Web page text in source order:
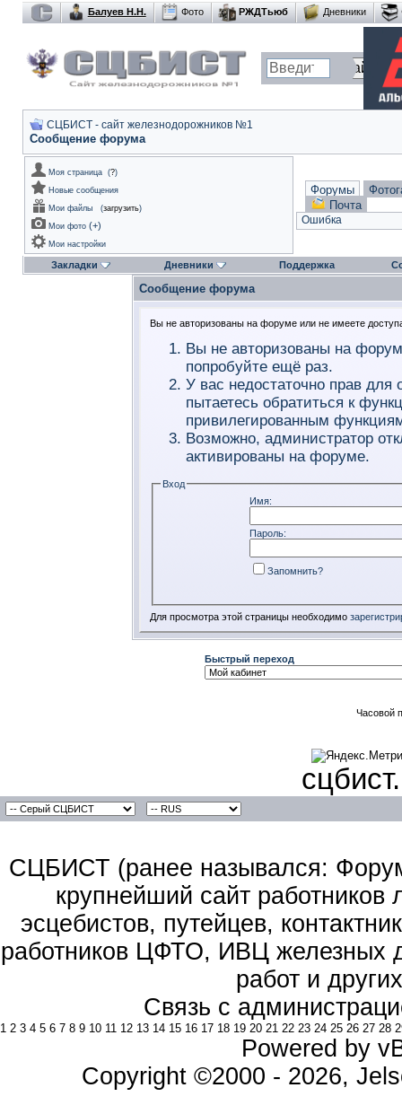
Балуев Н.Н. Фото РЖДТьюб Дневники
СЦБИСТ - сайт железнодорожников №1
Сообщение форума
Моя страница (?)
Новые сообщения
Мои файлы
(загрузить)
Мои фото (+)
Мои настройки
Форумы
Почта
Ошибка
Закладки Дневники Поддержка
Сообщение форума
Вы не авторизованы на форуме или не имеете
Вы не авторизованы на
попробуйте ещё раз.
У вас недостаточно прав
пытаетесь обратиться к
привилегированным
Возможно, администратор
активированы на форуме.
Вход
Имя:
Пароль:
Запомнить?
Для просмотра этой страницы необходимо
Быстрый переход
Часовой
СЦБИСТ (ранее назывался:
крупнейший сайт работников
эсцебистов, путейцев,
работников ЦФТО, ИВЦ железных
работ и
Связь с
1 2 3 4 5 6 7 8 9 10 11 12 13 14 15 16 17 18 19 20 21 22 23 24 25 26 27 28
Powered by
Copyright ©2000 - 2026,